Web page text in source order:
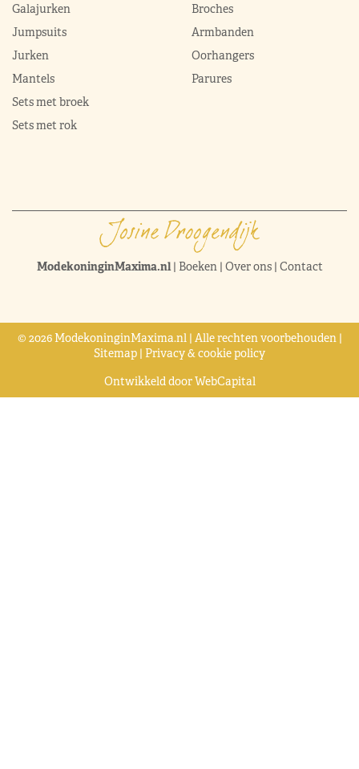
Galajurken
Jumpsuits
Jurken
Mantels
Sets met broek
Sets met rok
Broches
Armbanden
Oorhangers
Parures
ModekoninginMaxima.nl| Boeken| Over ons| Contact
© 2026 ModekoninginMaxima.nl | Alle rechten voorbehouden |
Sitemap | Privacy & cookie policy
Ontwikkeld doorWebCapital